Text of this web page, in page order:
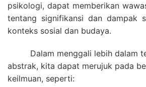
psikologi, dapat memberikan
tentang signifikansi dan dampak
konteks sosial dan budaya.
Dalam menggali lebih dalam
abstrak, kita dapat merujuk pada
keilmuan, seperti: